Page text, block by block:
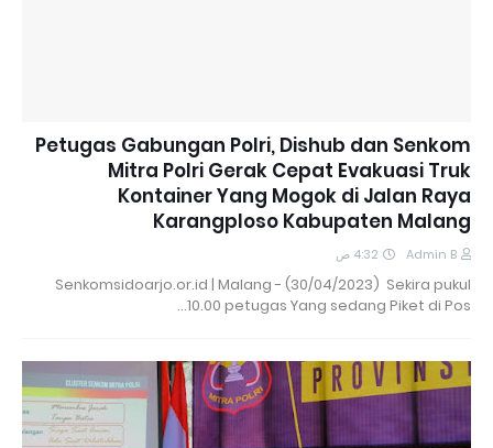
Petugas Gabungan Polri, Dishub dan Senkom
Mitra Polri Gerak Cepat Evakuasi Truk
Kontainer Yang Mogok di Jalan Raya
Karangploso Kabupaten Malang
Admin B 4:32 ص
Senkomsidoarjo.or.id | Malang - (30/04/2023) Sekira pukul
10.00 petugas Yang sedang Piket di Pos…